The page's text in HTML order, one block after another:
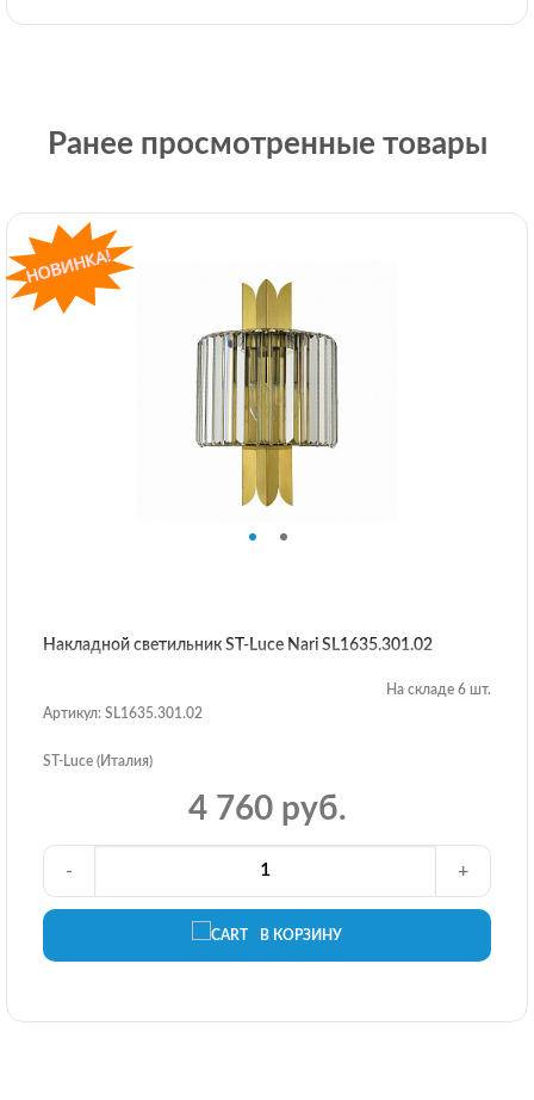
Ранее просмотренные товары
Накладной светильник ST-Luce Nari SL1635.301.02
На складе 6 шт.
Артикул: SL1635.301.02
ST-Luce (Италия)
4 760 руб.
В КОРЗИНУ
- +